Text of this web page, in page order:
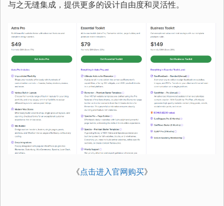
与之无缝集成，提供更多的设计自由度和灵活性。
《点击进入官网购买》